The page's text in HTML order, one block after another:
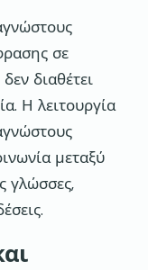
σε
διαθέτει
Η λειτουργία
μεταξύ
γλώσσες,